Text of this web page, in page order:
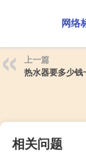
网络
上一篇
热水器要多少钱
相关问题